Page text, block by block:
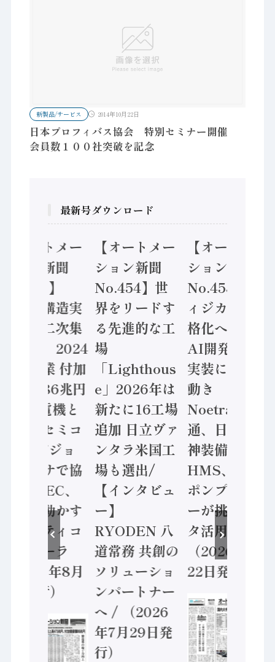
新製品/サービス 2014年10月22日
日本プロフィバス協会 特別セミナー開催
会員数１００社突破を記念
最新号ダウンロード
【オートメー
ション新聞
No.455】
「経済構造実
態調査二次集
計結果」2024
年製造業 付加
価値額86兆円
/ 三菱電機と
ソニーセミコ
ン AIビジョ
ンセンサで協
業 / IDEC、
安全に動かす
セーフティコ
ントローラ
（2026年8月
5日発行）
【オートメー
ション新聞
No.454】世
界をリードす
る先進的な工
場
「Lighthous
e」2026年は
新たに16工場
追加 日立ヴァ
ンタラ米国工
場も選出/
【インタビュ
ー】
RYODEN 八
道常務 共創の
ソリューショ
ンパートナー
へ / （2026
年7月29日発
行）
【オートメー
ション新聞
No.453】フ
ィジカルAI本
格化へ 国産
AI開発や社会
実装に活発な
動き
Noetra、富士
通、日立 / 兵
神装備 ×
HMS、老舗
ポンプメーカ
ーが挑むデー
タ活用 など
（2026年7月
22日発行）